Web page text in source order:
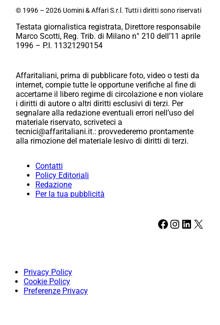
© 1996 – 2026 Uomini & Affari S.r.l. Tutti i diritti sono riservati
Testata giornalistica registrata, Direttore responsabile
Marco Scotti, Reg. Trib. di Milano n° 210 dell’11 aprile
1996 – P.I. 11321290154
Affaritaliani, prima di pubblicare foto, video o testi da
internet, compie tutte le opportune verifiche al fine di
accertarne il libero regime di circolazione e non violare
i diritti di autore o altri diritti esclusivi di terzi. Per
segnalare alla redazione eventuali errori nell’uso del
materiale riservato, scriveteci a
tecnici@affaritaliani.it.: provvederemo prontamente
alla rimozione del materiale lesivo di diritti di terzi.
Contatti
Policy Editoriali
Redazione
Per la tua pubblicità
Facebook Instagram LinkedIn X
Privacy Policy
Cookie Policy
Preferenze Privacy